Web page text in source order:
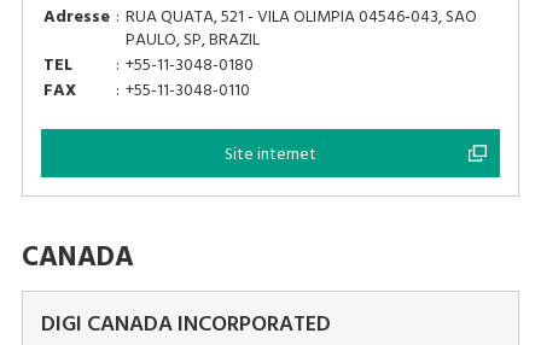
Adresse : RUA QUATA, 521 - VILA OLIMPIA 04546-043, SAO
PAULO, SP, BRAZIL
TEL
: +55-11-3048-0180
FAX
: +55-11-3048-0110
Site internet
CANADA
DIGI CANADA INCORPORATED